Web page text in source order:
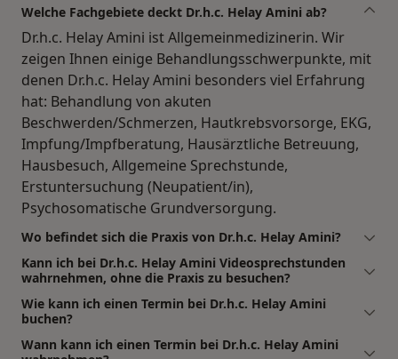
Welche Fachgebiete deckt Dr.h.c. Helay Amini ab?
Dr.h.c. Helay Amini ist Allgemeinmedizinerin. Wir
zeigen Ihnen einige Behandlungsschwerpunkte, mit
denen Dr.h.c. Helay Amini besonders viel Erfahrung
hat: Behandlung von akuten
Beschwerden/Schmerzen, Hautkrebsvorsorge, EKG,
Impfung/Impfberatung, Hausärztliche Betreuung,
Hausbesuch, Allgemeine Sprechstunde,
Erstuntersuchung (Neupatient/in),
Psychosomatische Grundversorgung.
Wo befindet sich die Praxis von Dr.h.c. Helay Amini?
Kann ich bei Dr.h.c. Helay Amini Videosprechstunden
wahrnehmen, ohne die Praxis zu besuchen?
Wie kann ich einen Termin bei Dr.h.c. Helay Amini
buchen?
Wann kann ich einen Termin bei Dr.h.c. Helay Amini